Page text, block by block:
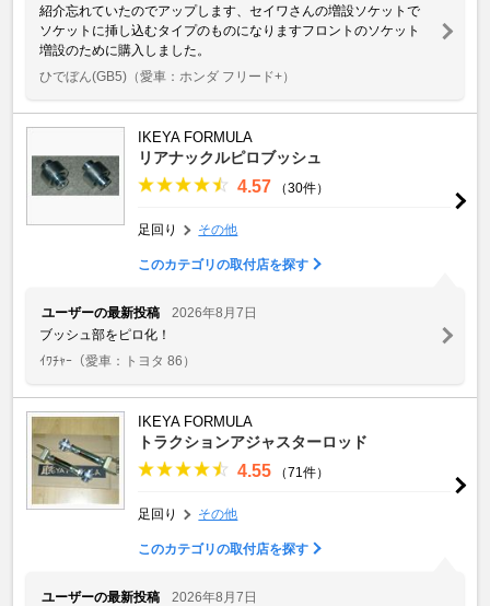
紹介忘れていたのでアップします、セイワさんの増設ソケットで
ソケットに挿し込むタイプのものになりますフロントのソケット
増設のために購入しました。
ひでぼん(GB5) （愛車：ホンダ フリード+）
IKEYA FORMULA
リアナックルピロブッシュ
4.57 （30件）
足回り その他
このカテゴリの取付店を探す
ユーザーの最新投稿
2026年8月7日
ブッシュ部をピロ化！
ｲﾜﾁｬｰ （愛車：トヨタ 86）
IKEYA FORMULA
トラクションアジャスターロッド
4.55 （71件）
足回り その他
このカテゴリの取付店を探す
ユーザーの最新投稿
2026年8月7日